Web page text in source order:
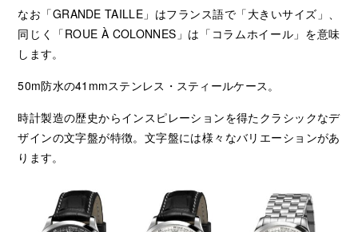
なお「GRANDE TAILLE」はフランス語で「大きいサイズ」、
同じく「ROUE À COLONNES」は「コラムホイール」を意味
します。
50m防水の41mmステンレス・スティールケース。
時計製造の歴史からインスピレーションを得たクラシックなデ
ザインの文字盤が特徴。文字盤には様々なバリエーションがあ
ります。